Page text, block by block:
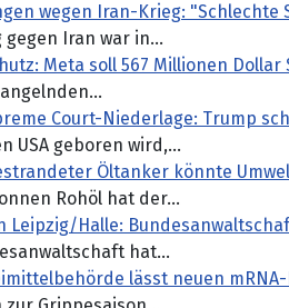
wegen Iran-Krieg: "Schlechte
gegen Iran war in...
Meta soll 567 Millionen Dollar
Court-Niederlage: Trump
USA geboren wird,...
Öltanker könnte
Rohöl hat der...
Leipzig/Halle:
hat...
lässt neuen